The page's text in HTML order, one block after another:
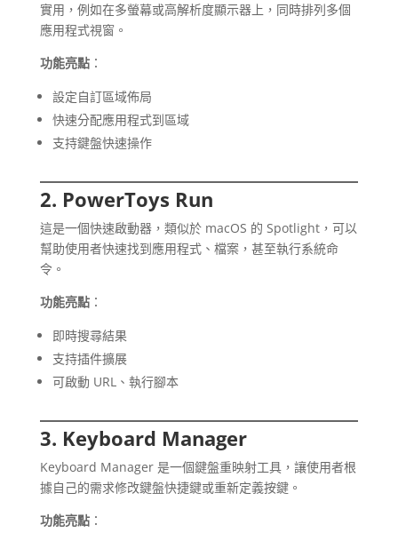
實用，例如在多螢幕或高解析度顯示器上，同時排列多個
應用程式視窗。
功能亮點：
設定自訂區域佈局
快速分配應用程式到區域
支持鍵盤快速操作
2. PowerToys Run
這是一個快速啟動器，類似於 macOS 的 Spotlight，可以
幫助使用者快速找到應用程式、檔案，甚至執行系統命
令。
功能亮點：
即時搜尋結果
支持插件擴展
可啟動 URL、執行腳本
3. Keyboard Manager
Keyboard Manager 是一個鍵盤重映射工具，讓使用者根
據自己的需求修改鍵盤快捷鍵或重新定義按鍵。
功能亮點：